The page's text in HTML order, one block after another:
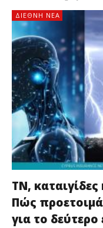
ΔΙΕΘΝΉ ΝΈΑ
ΤΝ,
Πώς
για το